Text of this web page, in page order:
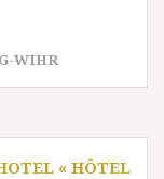
WIHR
« HÔTEL